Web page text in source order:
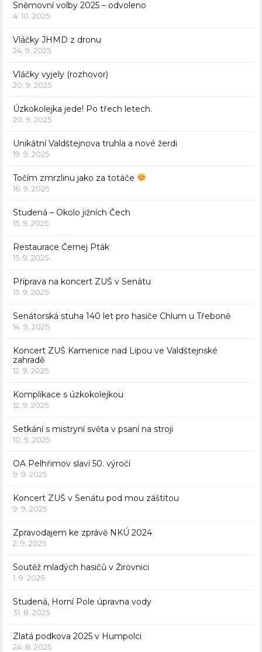
Sněmovní volby 2025 – odvoleno
4. 10. 2025
Vláčky JHMD z dronu
24. 9. 2025
Vláčky vyjely (rozhovor)
20. 9. 2025
Úzkokolejka jede! Po třech letech.
20. 9. 2025
Unikátní Valdštejnova truhla a nové žerdi
19. 9. 2025
Točím zmrzlinu jako za totáče
16. 9. 2025
Studená – Okolo jižních Čech
15. 9. 2025
Restaurace Černej Pták
15. 9. 2025
Příprava na koncert ZUŠ v Senátu
15. 9. 2025
Senátorská stuha 140 let pro hasiče Chlum u Třeboně
14. 9. 2025
Koncert ZUŠ Kamenice nad Lipou ve Valdštejnské
zahradě
12. 9. 2025
Komplikace s úzkokolejkou
12. 9. 2025
Setkání s mistryní světa v psaní na stroji
10. 9. 2025
OA Pelhřimov slaví 50. výročí
9. 9. 2025
Koncert ZUŠ v Senátu pod mou záštitou
9. 9. 2025
Zpravodajem ke zprávě NKÚ 2024
2. 9. 2025
Soutěž mladých hasičů v Žirovnici
1. 9. 2025
Studená, Horní Pole úpravna vody
31. 8. 2025
Zlatá podkova 2025 v Humpolci
24. 8. 2025